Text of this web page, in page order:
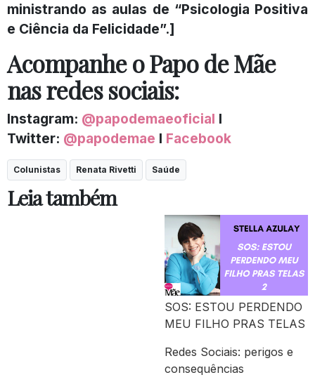
ministrando as aulas de “Psicologia Positiva
e Ciência da Felicidade”.]
Acompanhe o Papo de Mãe
nas redes sociais:
Instagram: @papodemaeoficial l
Twitter: @papodemae l Facebook
Colunistas Renata Rivetti Saúde
Leia também
SOS: ESTOU PERDENDO
MEU FILHO PRAS TELAS
Redes Sociais: perigos e
consequências